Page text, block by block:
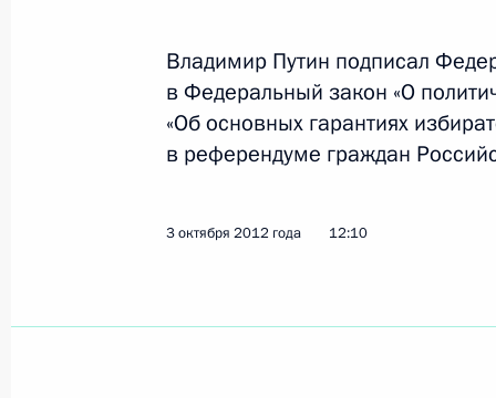
16 октября 2012 года, вторник
Кадровое назначение в
Владимир Путин подписал
в Федеральный закон «О
«Об основных гарантиях
в референдуме граждан
3 октября 2012 года 12:10